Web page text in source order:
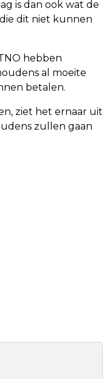
is dan ook wat de
dit niet kunnen
hebben
al moeite
betalen.
ziet het ernaar uit
zullen gaan